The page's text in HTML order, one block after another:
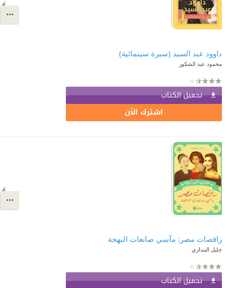
داوود عبد السيد (سيرة سينمائية)
محمود عبد الشكور
تحميل الكتاب
اشترك الآن
راقصات مصر: مآسي صانعات البهجة
جليل البنداري
تحميل الكتاب